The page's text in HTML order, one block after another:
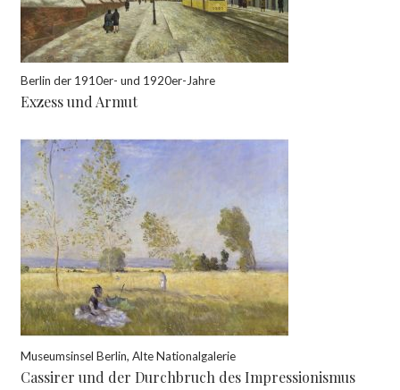
Berlin der 1910er- und 1920er-Jahre
Exzess und Armut
Museumsinsel Berlin, Alte Nationalgalerie
Cassirer und der Durchbruch des Impressionismus